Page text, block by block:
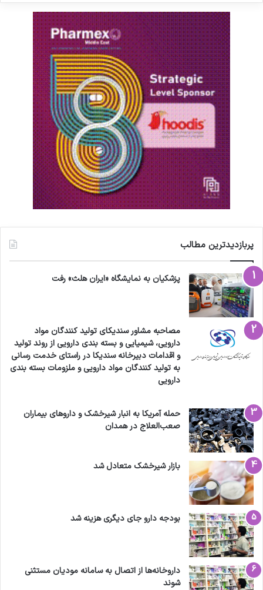
3. بیمارستان‌های آموزشی تجهیز شوند
4. توزیع عادلانه پزشک و پیراپزشک در کشور اصلاح
5. نظام ارجاع و پرونده الکترونیک سلامت تکمیل
6. سپس، در صورت نیاز واقعی، افزایش ظرفیت
به‌تدریج و هدفمند انجام شود
این مسیر صحیحی است که هم به نفع مردم است و
هم به نفع نظام سلامت.
چیست؟
افزایش ظرفیت رشته‌های علوم پزشکی تصمیمی
است که باید با دقت و بر اساس شواهد علمی گرفته
شود.
ما باید آینده سلامت کشور را با نگاه کارشناسی،
علمی و مسئولانه بسازیم.
کیفیت آموزش و مهارت پزشکان، دندانپزشکان،
است؛ نباید آن را به‌خاطر تصمیم‌های عجولانه به
خطر انداخت.
پربازدیدترین مطالب
پزشکیان به نمایشگاه «ایران هلث» رفت
مصاحبه مشاور سندیکای تولید کنندگان مواد
دارویی، شیمیایی و بسته بندی دارویی از روند تولید
و اقدامات دبیرخانه سندیکا در راستای خدمت رسانی
به تولید کنندگان مواد دارویی و ملزومات بسته بندی
دارویی
حمله آمریکا به انبار شیرخشک و داروهای بیماران
صعب‌العلاج در همدان
بازار شیرخشک متعادل شد
بودجه دارو جای دیگری هزینه شد
داروخانه‌ها از اتصال به سامانه مودیان مستثنی
شوند